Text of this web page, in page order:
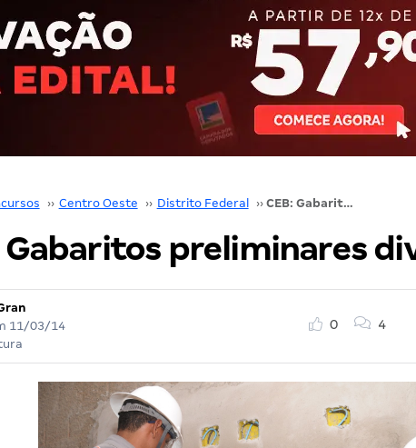
›› Centro Oeste ›› Distrito Federal ›› CEB: Gabaritos preliminares divulgados
Gabaritos preliminares
11/03/14
0 4